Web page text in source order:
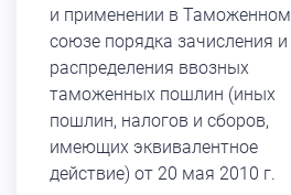
и применении в Таможенном
союзе порядка зачисления и
распределения ввозных
таможенных пошлин (иных
пошлин, налогов и сборов,
имеющих эквивалентное
действие) от 20 мая 2010 г.